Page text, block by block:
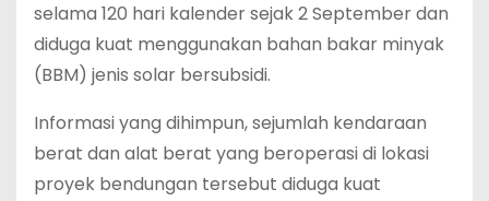
selama 120 hari kalender sejak 2 September dan
diduga kuat menggunakan bahan bakar minyak
(BBM) jenis solar bersubsidi.
Informasi yang dihimpun, sejumlah kendaraan
berat dan alat berat yang beroperasi di lokasi
proyek bendungan tersebut diduga kuat